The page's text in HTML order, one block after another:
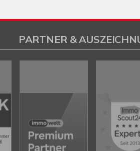
PARTNER &